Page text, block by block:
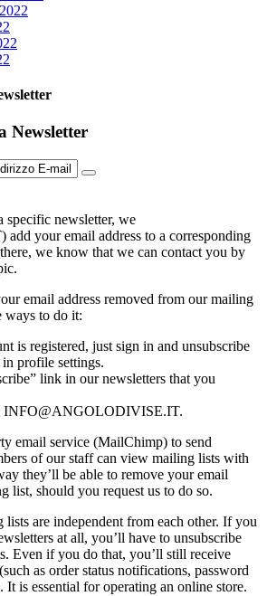
Newsletter
specific newsletter, we
your email address to a corresponding
we know that we can contact you by
email address removed from our mailing
ways to do it:
is registered, just sign in and unsubscribe
profile settings.
link in our newsletters that you
INFO@ANGOLODIVISE.IT.
email service (MailChimp) to send
of our staff can view mailing lists with
they’ll be able to remove your email
list, should you request us to do so.
lists are independent from each other. If you
at all, you’ll have to unsubscribe
Even if you do that, you’ll still receive
as order status notifications, password
It is essential for operating an online store.